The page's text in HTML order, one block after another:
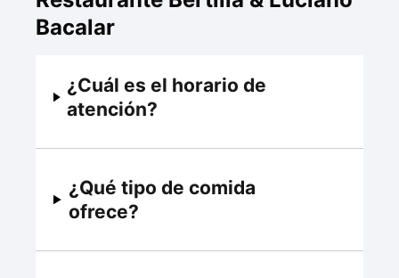
Bacalar
¿Cuál es el horario de
atención?
¿Qué tipo de comida
ofrece?